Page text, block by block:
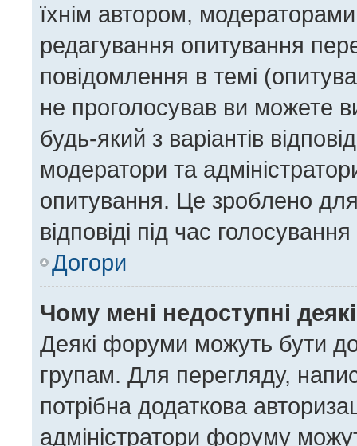
їхнім автором,
редагування опитування
повідомлення в темі
не проголосував ви можете
будь-який з варіантів
модератори та
опитування. Це зроблено для
відповіді під час голосування
Догори
Чому мені недоступні
Деякі форуми можуть бути
групам. Для перегляду,
потрібна додаткова
адміністратори форуму